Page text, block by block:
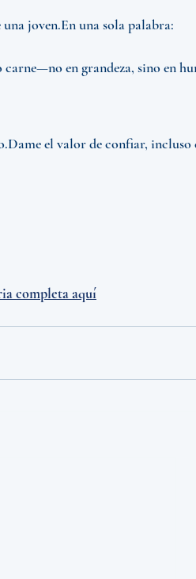
joven.En una sola palabra:
en grandeza, sino en
el valor de confiar,
completa aquí